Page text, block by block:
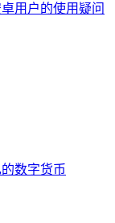
用户的使用疑问
数字货币